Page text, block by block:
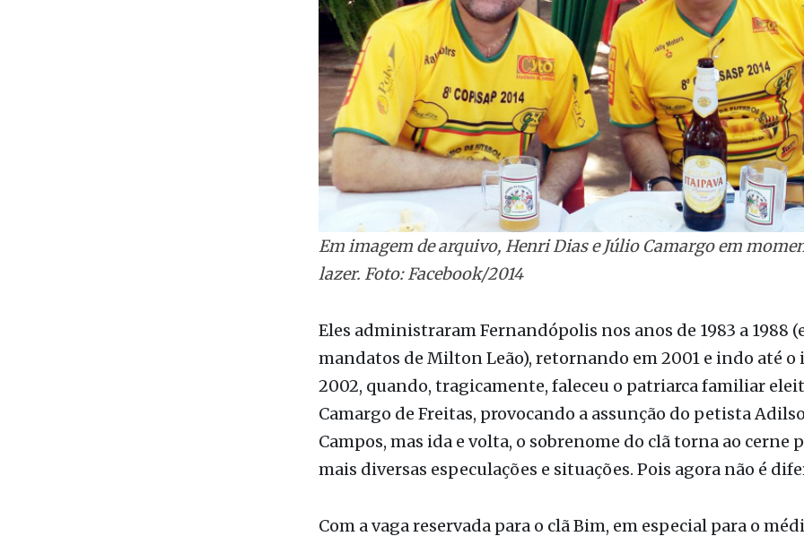
Em imagem de arquivo, Henri Dias e Júlio Camargo em
lazer. Foto: Facebook/2014
Eles administraram Fernandópolis nos anos de 1983 a 1988
2002, quando, tragicamente, faleceu o patriarca familiar
Camargo de Freitas, provocando a assunção do petista
Campos, mas ida e volta, o sobrenome do clã torna ao cerne
mais diversas especulações e situações. Pois agora não é
Com a vaga reservada para o clã Bim, em especial para o
pessoais ou familiares, não quiser), a vice-prefeitura na